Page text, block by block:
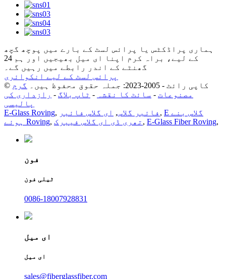
ہماری پراڈکٹس یا پرائس لسٹ کے بارے میں پوچھ گچھ
کے لیے، براہ کرم اپنا ای میل بھیجیں اور ہم 24
گھنٹے کے اندر رابطے میں رہیں گے۔
پرائس لسٹ کے لیے انکوائری
© کاپی رائٹ - 2005-2023: جملہ حقوق محفوظ ہیں۔
گرم
مصنوعات - سائٹ کا نقشہ - ٹاپ بلاگ - رازداری کی
پالیسی
E-Glass Roving, فائبر گلاس, ای گلاس فائبر , E گلاس بنے
ہوئے Roving, تھری ڈی ای گلاس فیبرک , E-Glass Fiber Roving,
فون
ٹیلی فون
0086-18007928831
ای میل
ای میل
sales@fiberglassfiber.com